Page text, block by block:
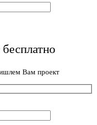
Вам проект